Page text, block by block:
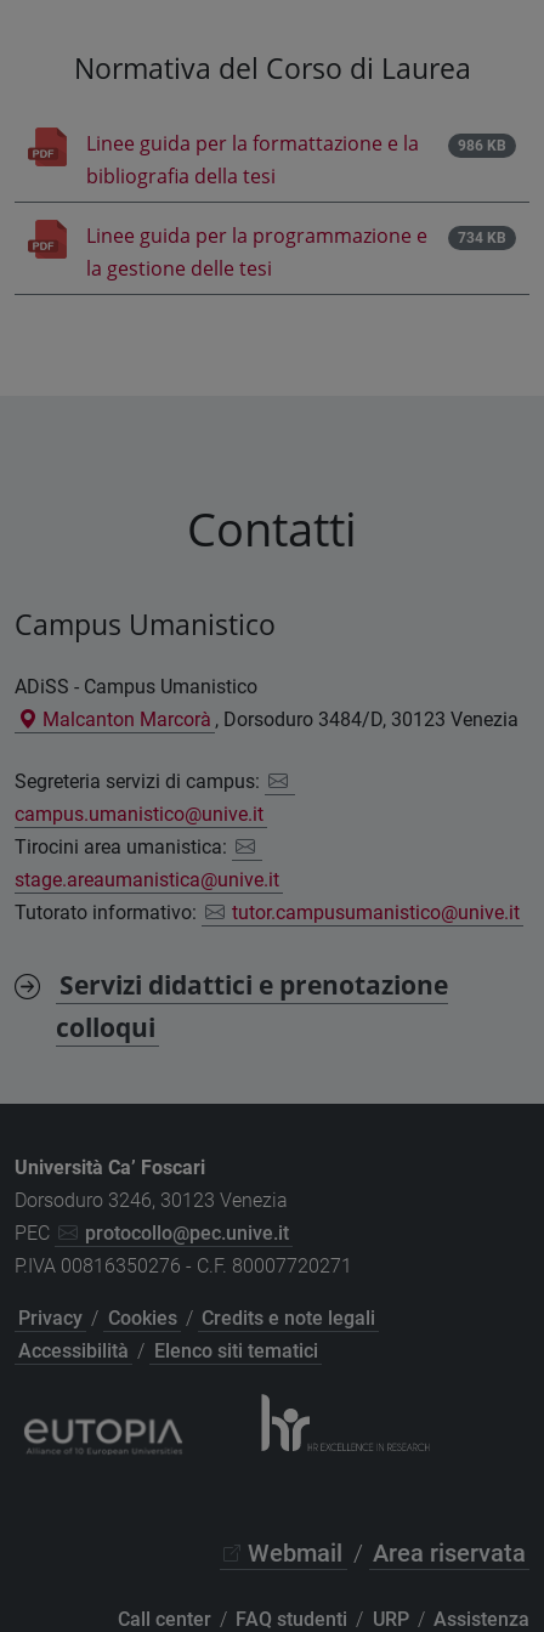
Normativa del Corso di Laurea
Linee guida per la formattazione e la
bibliografia della tesi
986 KB
Linee guida per la programmazione e
la gestione delle tesi
734 KB
Contatti
Campus Umanistico
ADiSS - Campus Umanistico
Malcanton Marcorà , Dorsoduro 3484/D, 30123 Venezia
Segreteria servizi di campus:
campus.umanistico@unive.it
Tirocini area umanistica:
stage.areaumanistica@unive.it
Tutorato informativo:
tutor.campusumanistico@unive.it
Servizi didattici e prenotazione
colloqui
Università Ca’ Foscari
Dorsoduro 3246, 30123 Venezia
PEC
protocollo@pec.unive.it
P.IVA 00816350276 - C.F. 80007720271
Privacy / Cookies / Credits e note legali
Accessibilità / Elenco siti tematici
Webmail / Area riservata
Call center / FAQ studenti / URP / Assistenza